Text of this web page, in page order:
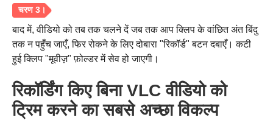
बाद में, वीडियो को तब तक चलने दें जब तक आप क्लिप के वांछित अंत बिंदु
तक न पहुँच जाएँ, फिर रोकने के लिए दोबारा "रिकॉर्ड" बटन दबाएँ। कटी
हुई क्लिप "मूवीज़" फ़ोल्डर में सेव हो जाएगी।
रिकॉर्डिंग किए बिना VLC वीडियो को
ट्रिम करने का सबसे अच्छा विकल्प